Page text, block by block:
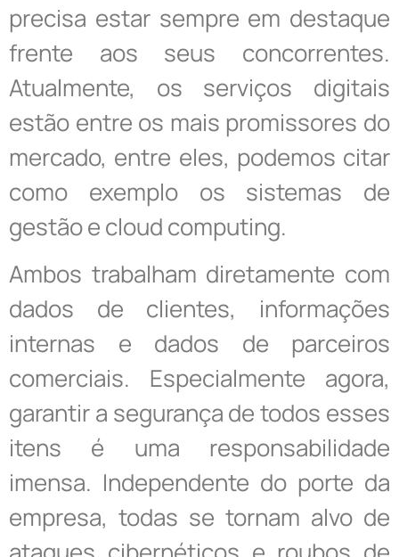
precisa estar sempre em destaque
frente aos seus concorrentes.
Atualmente, os serviços digitais
estão entre os mais promissores do
mercado, entre eles, podemos citar
como exemplo os sistemas de
gestão e cloud computing.
Ambos trabalham diretamente com
dados de clientes, informações
internas e dados de parceiros
comerciais. Especialmente agora,
garantir a segurança de todos esses
itens é uma responsabilidade
imensa. Independente do porte da
empresa, todas se tornam alvo de